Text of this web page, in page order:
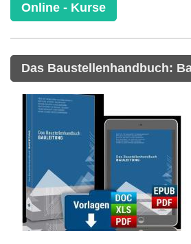
Online - Kurse
Das Baustellenhandbuch: